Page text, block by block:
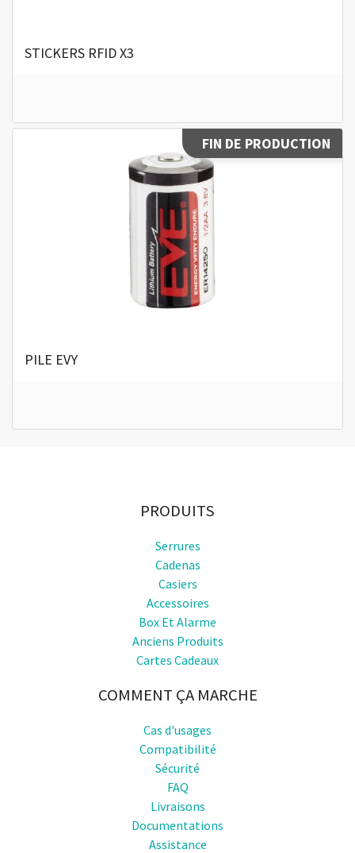
STICKERS RFID X3
FIN DE PRODUCTION
PILE EVY
PRODUITS
Serrures
Cadenas
Casiers
Accessoires
Box Et Alarme
Anciens Produits
Cartes Cadeaux
COMMENT ÇA MARCHE
Cas d'usages
Compatibilité
Sécurité
FAQ
Livraisons
Documentations
Assistance